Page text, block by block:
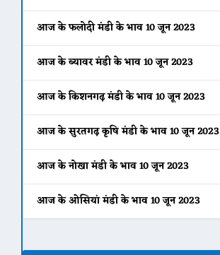
आज के फलोदी मंडी के भाव 10 जून 2023
आज के ब्यावर मंडी के भाव 10 जून 2023
आज के किशनगढ़ मंडी के भाव 10 जून 2023
आज के सुरतगढ़ कृषि मंडी के भाव 10 जून 2023
आज के नोखा मंडी के भाव 10 जून 2023
आज के ओसियां मंडी के भाव 10 जून 2023